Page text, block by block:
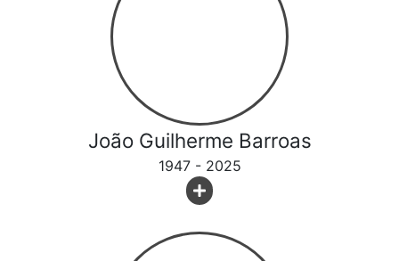
João Guilherme Barroas
1947 - 2025